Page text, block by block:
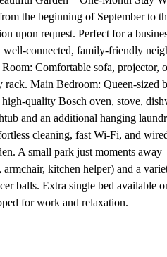
the beginning of September to
upon request. Perfect for a
connected, family-friendly
Comfortable sofa, projector,
rack. Main Bedroom: Queen-sized
quality Bosch oven, stove,
and an additional hanging
cleaning, fast Wi-Fi, and
A small park just moments
kitchen helper) and a
balls. Extra single bed available
for work and relaxation.